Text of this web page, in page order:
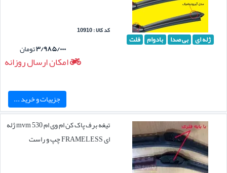
ژله ای بی صدا بادوام فلت
کد کالا : 10910
۳/۹۸۵/۰۰۰تومان
امکان ارسال روزانه
جزییات و خرید ...
تیغه برف پاک کن ام وی ام mvm 530 ژله
ای FRAMELESS چپ و راست